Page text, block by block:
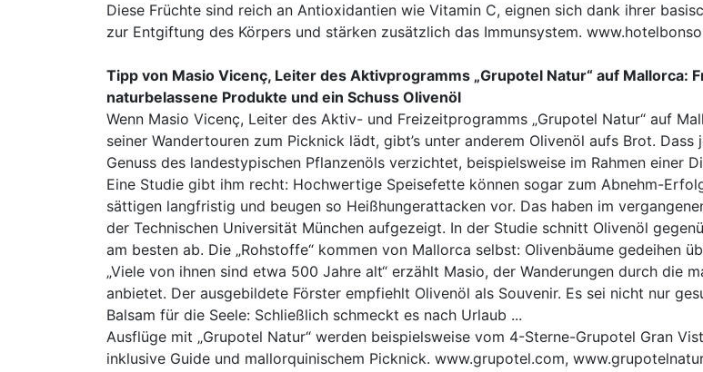
Diese Früchte sind reich an Antioxidantien wie Vitamin C, eignen sich dank ihrer
zur Entgiftung des Körpers und stärken zusätzlich das Immunsystem.
Tipp von Masio Vicenç, Leiter des Aktivprogramms „Grupotel Natur“ auf Mallorca:
naturbelassene Produkte und ein Schuss Olivenöl
Wenn Masio Vicenç, Leiter des Aktiv- und Freizeitprogramms „Grupotel Natur“ auf
seiner Wandertouren zum Picknick lädt, gibt’s unter anderem Olivenöl aufs Brot. Dass
Genuss des landestypischen Pflanzenöls verzichtet, beispielsweise im Rahmen einer
Eine Studie gibt ihm recht: Hochwertige Speisefette können sogar zum Abnehm-
sättigen langfristig und beugen so Heißhungerattacken vor. Das haben im
der Technischen Universität München aufgezeigt. In der Studie schnitt Olivenöl
am besten ab. Die „Rohstoffe“ kommen von Mallorca selbst: Olivenbäume gedeihen
„Viele von ihnen sind etwa 500 Jahre alt“ erzählt Masio, der Wanderungen durch die
anbietet. Der ausgebildete Förster empfiehlt Olivenöl als Souvenir. Es sei nicht nur
Balsam für die Seele: Schließlich schmeckt es nach Urlaub ...
Ausflüge mit „Grupotel Natur“ werden beispielsweise vom 4-Sterne-Grupotel Gran
inklusive Guide und mallorquinischem Picknick. www.grupotel.com,